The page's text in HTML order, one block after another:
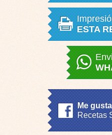
ESTA
Me
Recetas